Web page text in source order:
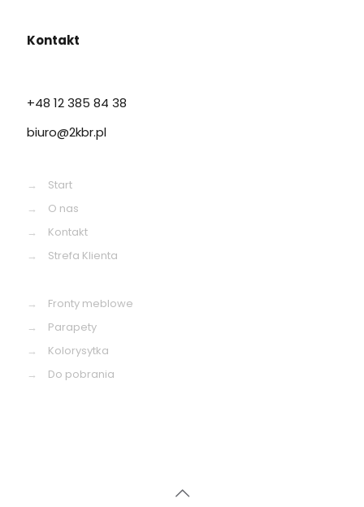
Kontakt
+48 12 385 84 38
biuro@2kbr.pl
→
Start
→
O nas
→
Kontakt
→
Strefa Klienta
→
Fronty meblowe
→
Parapety
→
Kolorysytka
→
Do pobrania